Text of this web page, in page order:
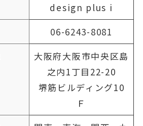
design plus i
06-6243-8081
大阪府大阪市中央区島
之内1丁目22-20
堺筋ビルディング10
Ｆ